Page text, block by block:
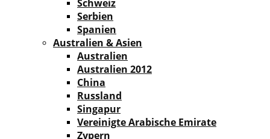
Schweiz
Serbien
Spanien
Australien & Asien
Australien
Australien 2012
China
Russland
Singapur
Vereinigte Arabische Emirate
Zypern